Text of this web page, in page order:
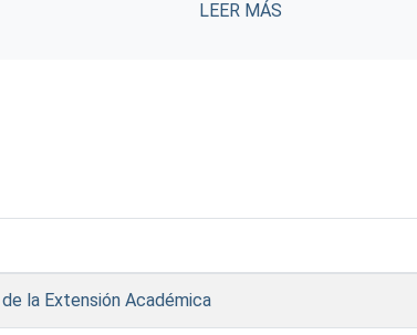
la Extensión Académica